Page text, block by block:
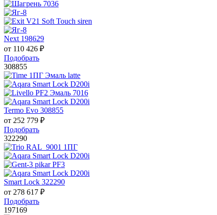
Next 198629
от 110 426 ₽
Подобрать
308855
Termo Evo 308855
от 252 779 ₽
Подобрать
322290
Smart Lock 322290
от 278 617 ₽
Подобрать
197169